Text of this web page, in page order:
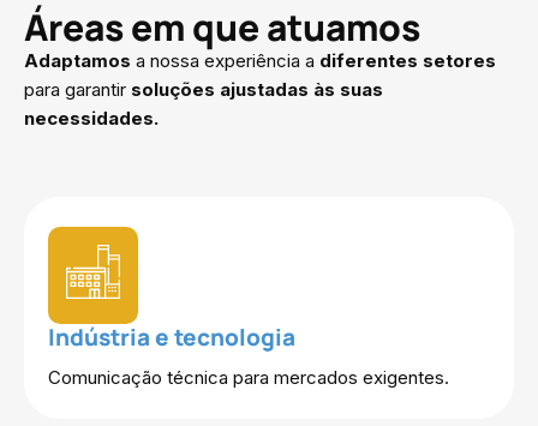
Áreas em que atuamos
Adaptamos a nossa experiência a diferentes setores
para garantir soluções ajustadas às suas
necessidades.
Indústria e tecnologia
Comunicação técnica para mercados exigentes.